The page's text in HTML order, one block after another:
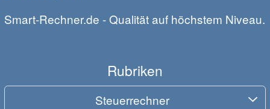
Smart-Rechner.de - Qualität auf höchstem Niveau.
Rubriken
Steuerrechner